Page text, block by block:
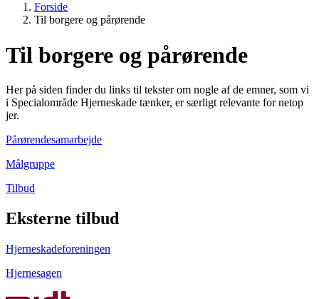
Forside
Til borgere og pårørende
Til borgere og pårørende
Her på siden finder du links til tekster om nogle af de emner, som vi
i Specialområde Hjerneskade tænker, er særligt relevante for netop
jer.
Pårørendesamarbejde
Målgruppe
Tilbud
Eksterne tilbud
Hjerneskadeforeningen
Hjernesagen